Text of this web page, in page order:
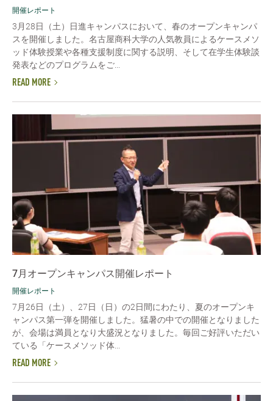
開催レポート
3月28日（土）日進キャンパスにおいて、春のオープンキャンパ
スを開催しました。名古屋商科大学の人気教員によるケースメソ
ッド体験授業や各種支援制度に関する説明、そして在学生体験談
発表などのプログラムをご...
READ MORE
7月オープンキャンパス開催レポート
開催レポート
7月26日（土）、27日（日）の2日間にわたり、夏のオープンキ
ャンパス第一弾を開催しました。猛暑の中での開催となりました
が、会場は満員となり大盛況となりました。毎回ご好評いただい
ている「ケースメソッド体...
READ MORE